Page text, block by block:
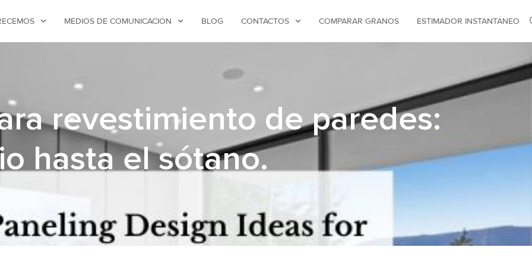
MEDIOS DE COMUNICACIÓN BLOG CONTACTOS COMPARAR GRANOS ESTIMADOR INSTANTÁNEO
revestimiento de paredes:
hasta el sótano.